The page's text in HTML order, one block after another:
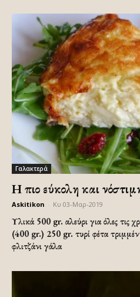
Γαλακτερά
H πιο εύκολη και
Askitikon Κυ 03-Μαρ-2019
Υλικά500 gr. αλεύρι για όλες τις
(400 gr.) 250 gr. τυρί φέτα
φλιτζάνι γάλα